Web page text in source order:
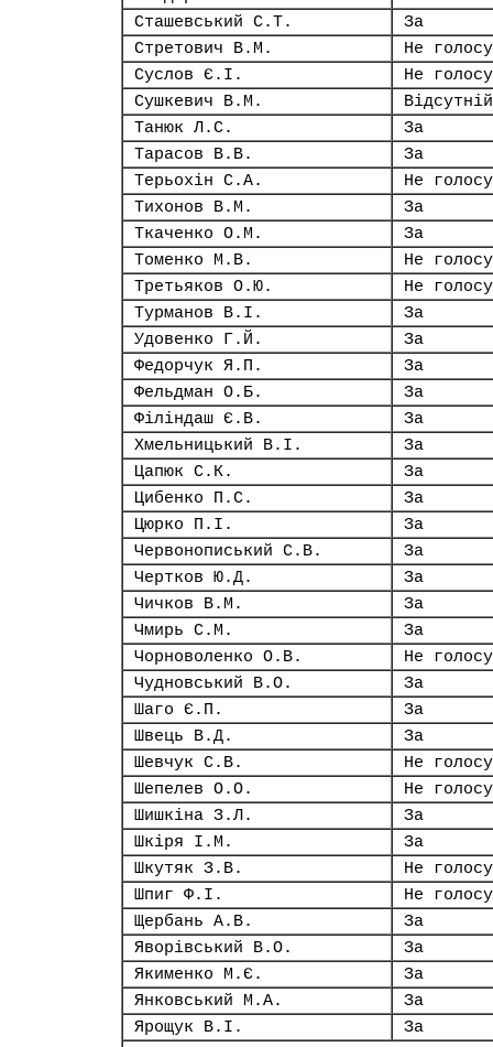
Сташевський С.Т.
За
Стретович В.М.
Не
Суслов Є.І.
Не
Сушкевич В.М.
Відсутній
Танюк Л.С.
За
Тарасов В.В.
За
Терьохін С.А.
Не
Тихонов В.М.
За
Ткаченко О.М.
За
Томенко М.В.
Не
Третьяков О.Ю.
Не
Турманов В.І.
За
Удовенко Г.Й.
За
Федорчук Я.П.
За
Фельдман О.Б.
За
Філіндаш Є.В.
За
Хмельницький В.І.
За
Цапюк С.К.
За
Цибенко П.С.
За
Цюрко П.І.
За
Червонописький С.В.
За
Чертков Ю.Д.
За
Чичков В.М.
За
Чмирь С.М.
За
Чорноволенко О.В.
Не
Чудновський В.О.
За
Шаго Є.П.
За
Швець В.Д.
За
Шевчук С.В.
Не
Шепелев О.О.
Не
Шишкіна З.Л.
За
Шкіря І.М.
За
Шкутяк З.В.
Не
Шпиг Ф.І.
Не
Щербань А.В.
За
Яворівський В.О.
За
Якименко М.Є.
За
Янковський М.А.
За
Ярощук В.І.
За